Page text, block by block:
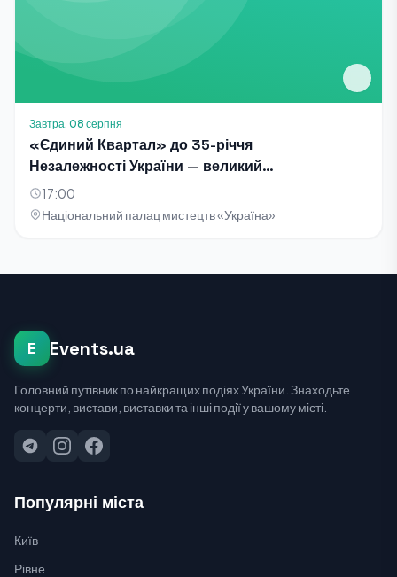
Завтра, 08 серпня
«Єдиний Квартал» до 35-річчя
Незалежності України — великий
благодійний концерт-телезйомка
17:00
Національний палац мистецтв «Україна»
E Events.ua
Головний путівник по найкращих подіях України. Знаходьте
концерти, вистави, виставки та інші події у вашому місті.
Популярні міста
Київ
Рівне